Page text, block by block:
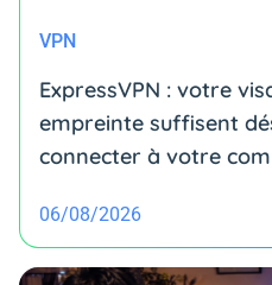
VPN
ExpressVPN : votre
empreinte suffisent
connecter à votre
06/08/2026